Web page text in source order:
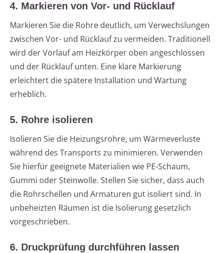
4. Markieren von Vor- und Rücklauf
Markieren Sie die Rohre deutlich, um Verwechslungen
zwischen Vor- und Rücklauf zu vermeiden. Traditionell
wird der Vorlauf am Heizkörper oben angeschlossen
und der Rücklauf unten. Eine klare Markierung
erleichtert die spätere Installation und Wartung
erheblich.
5. Rohre isolieren
Isolieren Sie die Heizungsrohre, um Wärmeverluste
während des Transports zu minimieren. Verwenden
Sie hierfür geeignete Materialien wie PE-Schaum,
Gummi oder Steinwolle. Stellen Sie sicher, dass auch
die Rohrschellen und Armaturen gut isoliert sind. In
unbeheizten Räumen ist die Isolierung gesetzlich
vorgeschrieben.
6. Druckprüfung durchführen lassen